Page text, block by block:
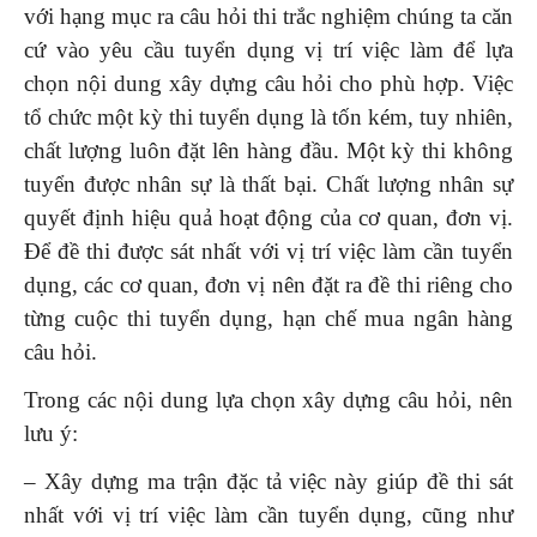
với hạng mục ra câu hỏi thi trắc nghiệm chúng ta căn
cứ vào yêu cầu tuyển dụng vị trí việc làm để lựa
chọn nội dung xây dựng câu hỏi cho phù hợp. Việc
tổ chức một kỳ thi tuyển dụng là tốn kém, tuy nhiên,
chất lượng luôn đặt lên hàng đầu. Một kỳ thi không
tuyển được nhân sự là thất bại. Chất lượng nhân sự
quyết định hiệu quả hoạt động của cơ quan, đơn vị.
Để đề thi được sát nhất với vị trí việc làm cần tuyển
dụng, các cơ quan, đơn vị nên đặt ra đề thi riêng cho
từng cuộc thi tuyển dụng, hạn chế mua ngân hàng
câu hỏi.
Trong các nội dung lựa chọn xây dựng câu hỏi, nên
lưu ý:
– Xây dựng ma trận đặc tả việc này giúp đề thi sát
nhất với vị trí việc làm cần tuyển dụng, cũng như